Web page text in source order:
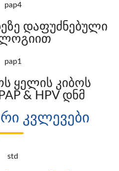
დაფუძნებული
ყელის კიბოს
& HPV დნმ
კვლევები